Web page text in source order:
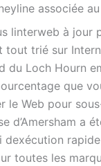
associée
linterweb à
trié sur
Loch Hourn
que
le Web pour
d’Amersham a
toutes les